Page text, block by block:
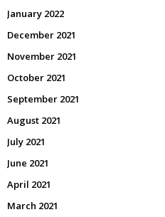
January 2022
December 2021
November 2021
October 2021
September 2021
August 2021
July 2021
June 2021
April 2021
March 2021